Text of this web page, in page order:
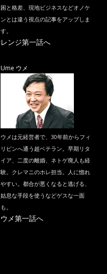
困と格差、現地ビジネスなどオノケ
ンとは違う視点の記事をアップしま
す。
レンジ第一話へ
Ume ウメ
ウメは元経営者で、30年前からフィ
リピンへ通う超ベテラン。早期リタ
イア、二度の離婚、ネトゲ廃人も経
験。クレマニのホレ担当。人に惚れ
やすい。都合が悪くなると逃げる、
姑息な手段を使うなどゲスな一面
も。
ウメ第一話へ